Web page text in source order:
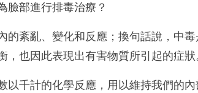
臉部進行排毒治療？
的紊亂、變化和反應；換句話說，中
，也因此表現出有害物質所引起的症狀
以千計的化學反應，用以維持我們的內